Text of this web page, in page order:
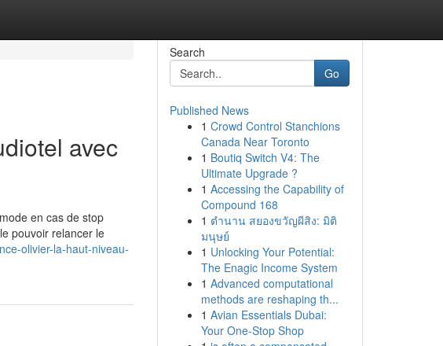
avec
en cas de stop
pouvoir relancer le
olivier-la-haut-niveau-
Search
Go
Published News
1 Crowd Control Stanchions
Canada Near Toronto
1 Boutiq Switch V4: The
Ultimate Upgrade ?
1 Accessing the Capability of
Compound 168
1 ตำนาน สยองขวัญผีสิง: มิติ
มนุษย์
1 Unlocking Your Potential:
The Enagic Income System
1 Advanced computational
methods are reshaping th...
1 Avian Essentials Dubai:
Your One-Stop Shop